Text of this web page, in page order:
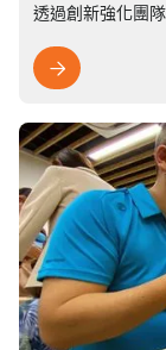
透過創新強化團
